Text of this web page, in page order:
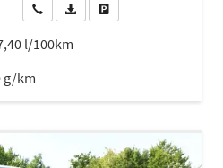
Wir rufen Sie anPDF-Datei, Fahrzeugexposé
l/100km
g/km